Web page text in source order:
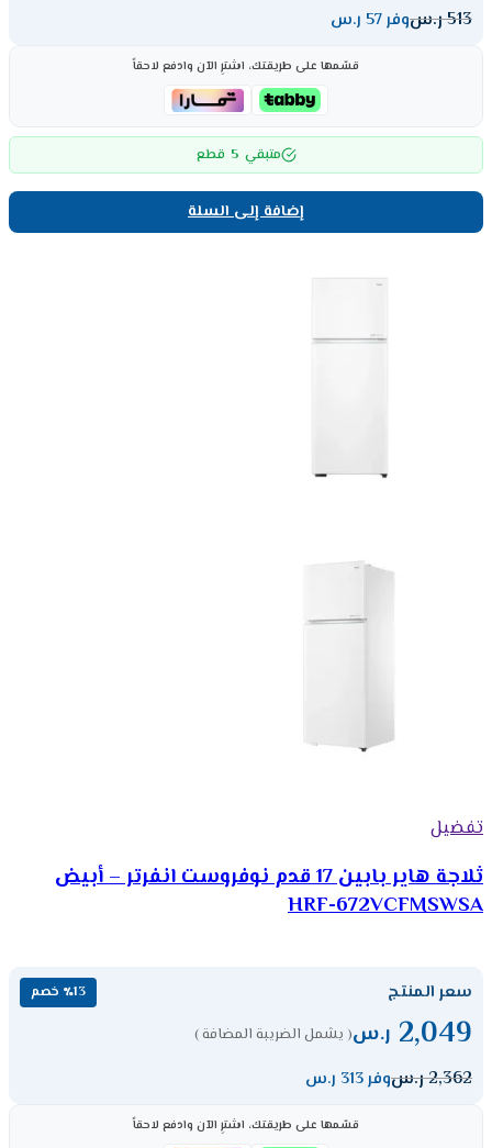
513ر.سوفر 57 ر.س
قسّمها على طريقتك، اشترِ الآن وادفع لاحقاً
متبقي 5 قطع
إضافة إلى السلة
تفضيل
ثلاجة هاير بابين 17 قدم نوفروست انفرتر – أبيض
HRF-672VCFMSWSA
سعر المنتج ٪13 خصم
2,049 ر.س( يشمل الضريبة المضافة )
2,362ر.سوفر 313 ر.س
قسّمها على طريقتك، اشترِ الآن وادفع لاحقاً